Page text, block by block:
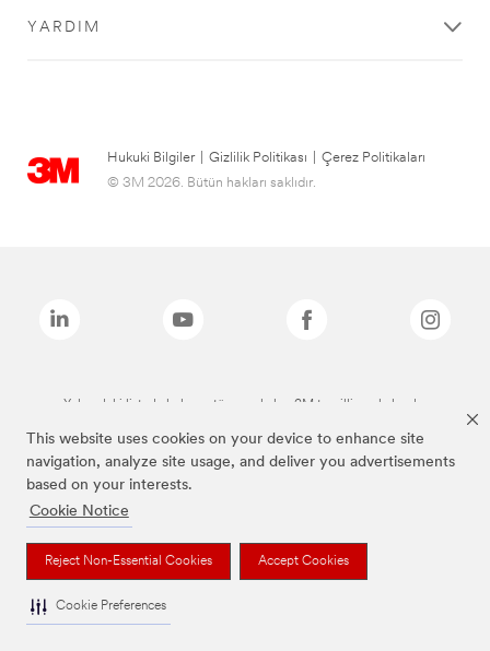
This website uses cookies on your device to enhance site
navigation, analyze site usage, and deliver you advertisements
based on your interests.
Cookie Notice
Reject Non-Essential Cookies Accept Cookies
Cookie Preferences
YARDIM
Hukuki Bilgiler Gizlilik Politikası
Çerez Politikaları
© 3M 2026. Bütün hakları saklıdır.
Yukarıdaki listede bulunan tüm markalar, 3M tescilli markalarıdır.